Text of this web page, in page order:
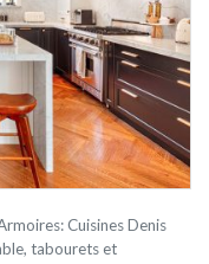
Cuisines Denis
tabourets et